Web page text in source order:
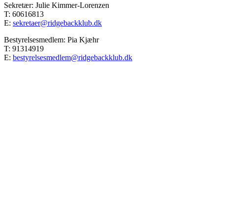
Sekretær: Julie Kimmer-Lorenzen
T: 60616813
E: sekretaer@ridgebackklub.dk
Bestyrelsesmedlem: Pia Kjæhr
T: 91314919
E: bestyrelsesmedlem@ridgebackklub.dk